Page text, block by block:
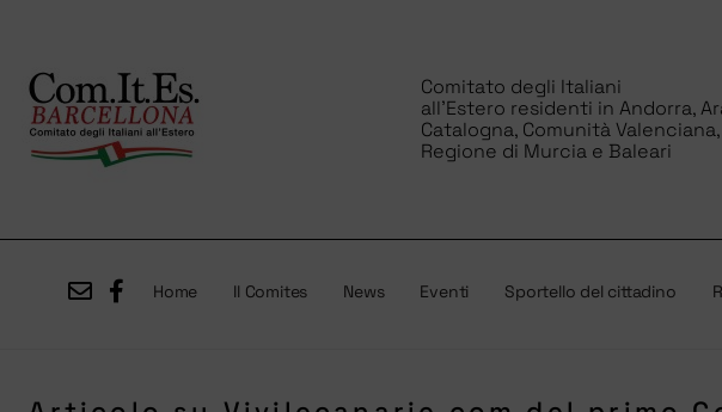
Comitato degli Italiani
all’Estero residenti in Andorra,
Catalogna, Comunità Valenciana,
Regione di Murcia e Baleari
Home Il Comites News Eventi Sportello del cittadino